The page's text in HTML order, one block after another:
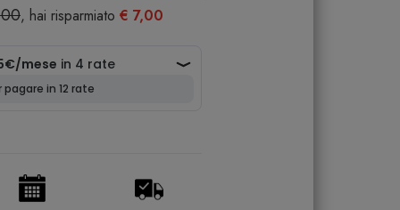
, hai risparmiato € 7,00